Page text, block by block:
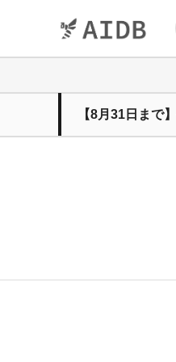
【8月31日まで】